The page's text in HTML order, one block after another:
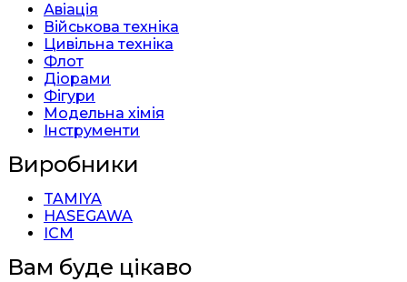
Авіація
Військова техніка
Цивільна техніка
Флот
Діорами
Фігури
Модельна хімія
Інструменти
Виробники
TAMIYA
HASEGAWA
ICM
Вам буде цікаво